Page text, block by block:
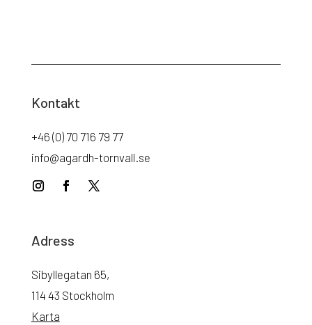
Kontakt
+46 (0) 70 716 79 77
info@agardh-tornvall.se
Adress
Sibyllegatan 65,
114 43 Stockholm
Karta